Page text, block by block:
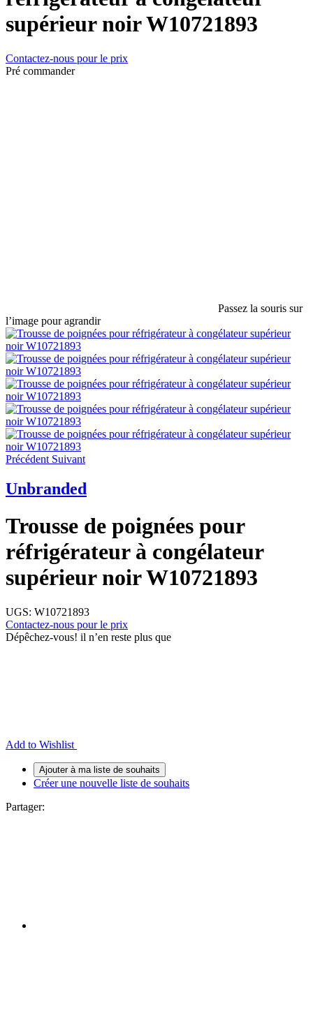
supérieur noir W10721893
Contactez-nous pour le prix
Pré commander
Passez la souris sur
l’image pour agrandir
Précédent Suivant
Unbranded
Trousse de poignées pour
réfrigérateur à congélateur
supérieur noir W10721893
UGS: W10721893
Contactez-nous pour le prix
Dépêchez-vous! il n’en reste plus que
Add to Wishlist
Créer une nouvelle liste de souhaits
Partager: